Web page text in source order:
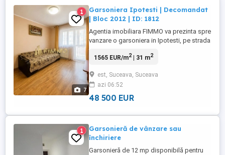
7
1
Garsoniera Ipotesti | Decomandat
| Bloc 2012 | ID: 1812
Agentia imobiliara FIMMO va prezinta spre
vanzare o garsoniera in Ipotesti, pe strada
Sucevei. Garsoniera este decomandata,
Parterul inalt (echivalent etaj 1) al unui bloc
cu 4 etaje + mansarda. Compartimentare: -
dormitor; - ...
1565 EUR/m2| 31 m2
est, Suceava, Suceava
azi 06:52
48 500 EUR
1
Garsonieră de vânzare sau
închiriere
Garsonieră de 12 mp disponibilă pentru